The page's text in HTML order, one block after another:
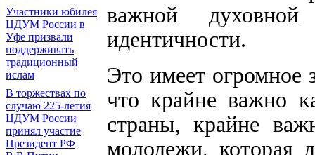
Участники юбилея
ЦДУМ России в
Уфе призвали
поддерживать
традиционный
ислам
В торжествах по
случаю 225-летия
ЦДУМ России
принял участие
Президент РФ
важной духовной
идентичности.
Это имеет огромное
что крайне важно
страны, крайне
молодежи, которая